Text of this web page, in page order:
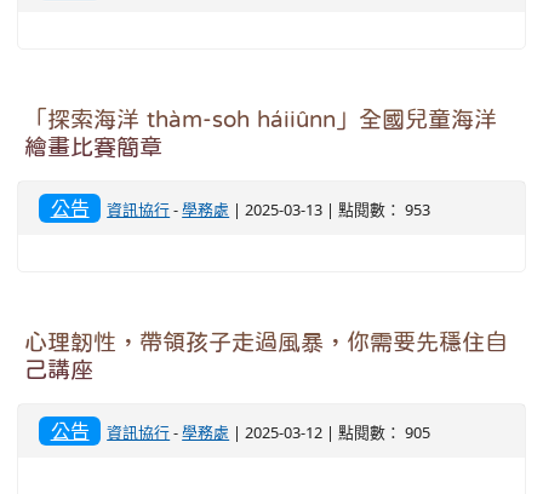
「探索海洋 thàm-soh háiiûnn」全國兒童海洋
繪畫比賽簡章
公告 資訊協行-學務處 | 2025-03-13 | 點閱數： 953
心理韌性，帶領孩子走過風暴，你需要先穩住自
己講座
公告 資訊協行-學務處 | 2025-03-12 | 點閱數： 905